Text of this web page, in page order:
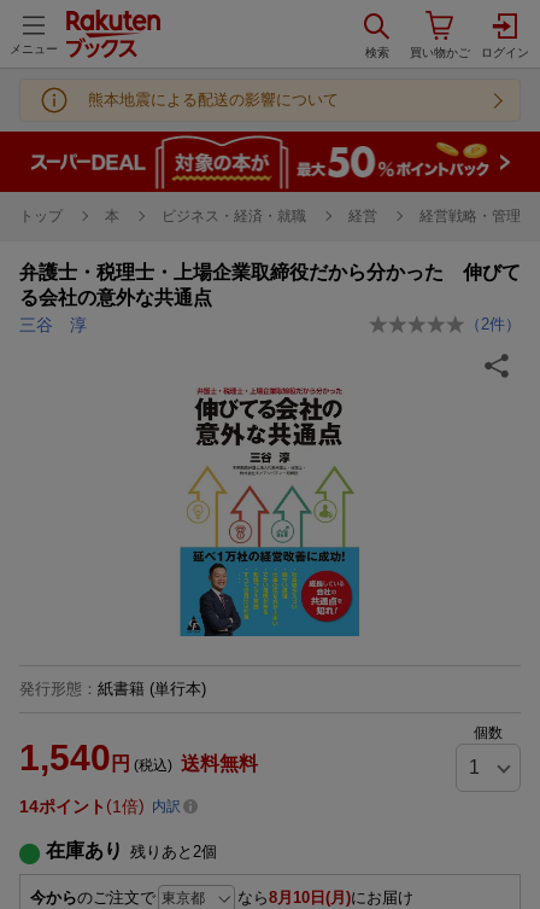
メニュー
熊本地震による配送の影響について
トップ 本 ビジネス・経済・就職 経営 経営戦略・管理
弁護士・税理士・上場企業取締役だから分かった 伸びて
る会社の意外な共通点
三谷 淳 （ 2件）
発行形態 ： 紙書籍 (単行本)
1,540 円 (税込) 送料無料
個数
14ポイント 1倍 内訳
在庫あり 残りあと 2個
今からのご注文で なら8月10日(月)にお届け